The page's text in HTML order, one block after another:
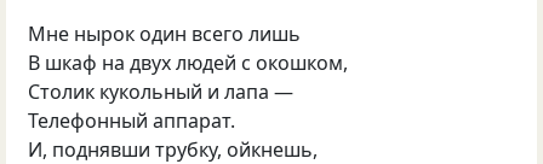
Мне нырок один всего лишь
В шкаф на двух людей с окошком,
Столик кукольный и лапа —
Телефонный аппарат.
И, поднявши трубку, ойкнешь,